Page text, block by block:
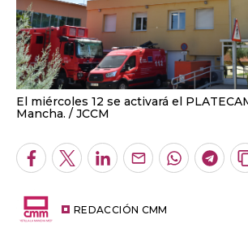
El miércoles 12 se activará el
Mancha.
JCCM
Facebook
TwitterLinkedInEnviarWhatsapp
REDACCIÓN CMM